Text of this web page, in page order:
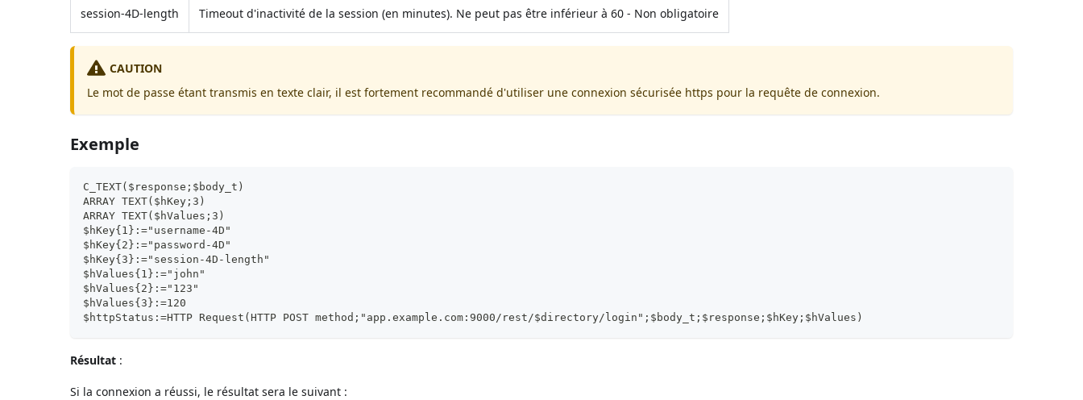
session-4D-length Timeout d'inactivité de la session (en minutes). Ne peut pas être inférieur à 60 - Non obligatoire
CAUTION
Le mot de passe étant transmis en texte clair, il est fortement recommandé d'utiliser une connexion sécurisée https pour la requête de connexion.
Exemple
C_TEXT($response;$body_t)
ARRAY TEXT($hKey;3)
ARRAY TEXT($hValues;3)
$hKey{1}:="username-4D"
$hKey{2}:="password-4D"
$hKey{3}:="session-4D-length"
$hValues{1}:="john"
$hValues{2}:="123"
$hValues{3}:=120
$httpStatus:=HTTP Request(HTTP POST method;"app.example.com:9000/rest/$directory/login";$body_t;$response;$hKey;$hValues)
Résultat :
Si la connexion a réussi, le résultat sera le suivant :